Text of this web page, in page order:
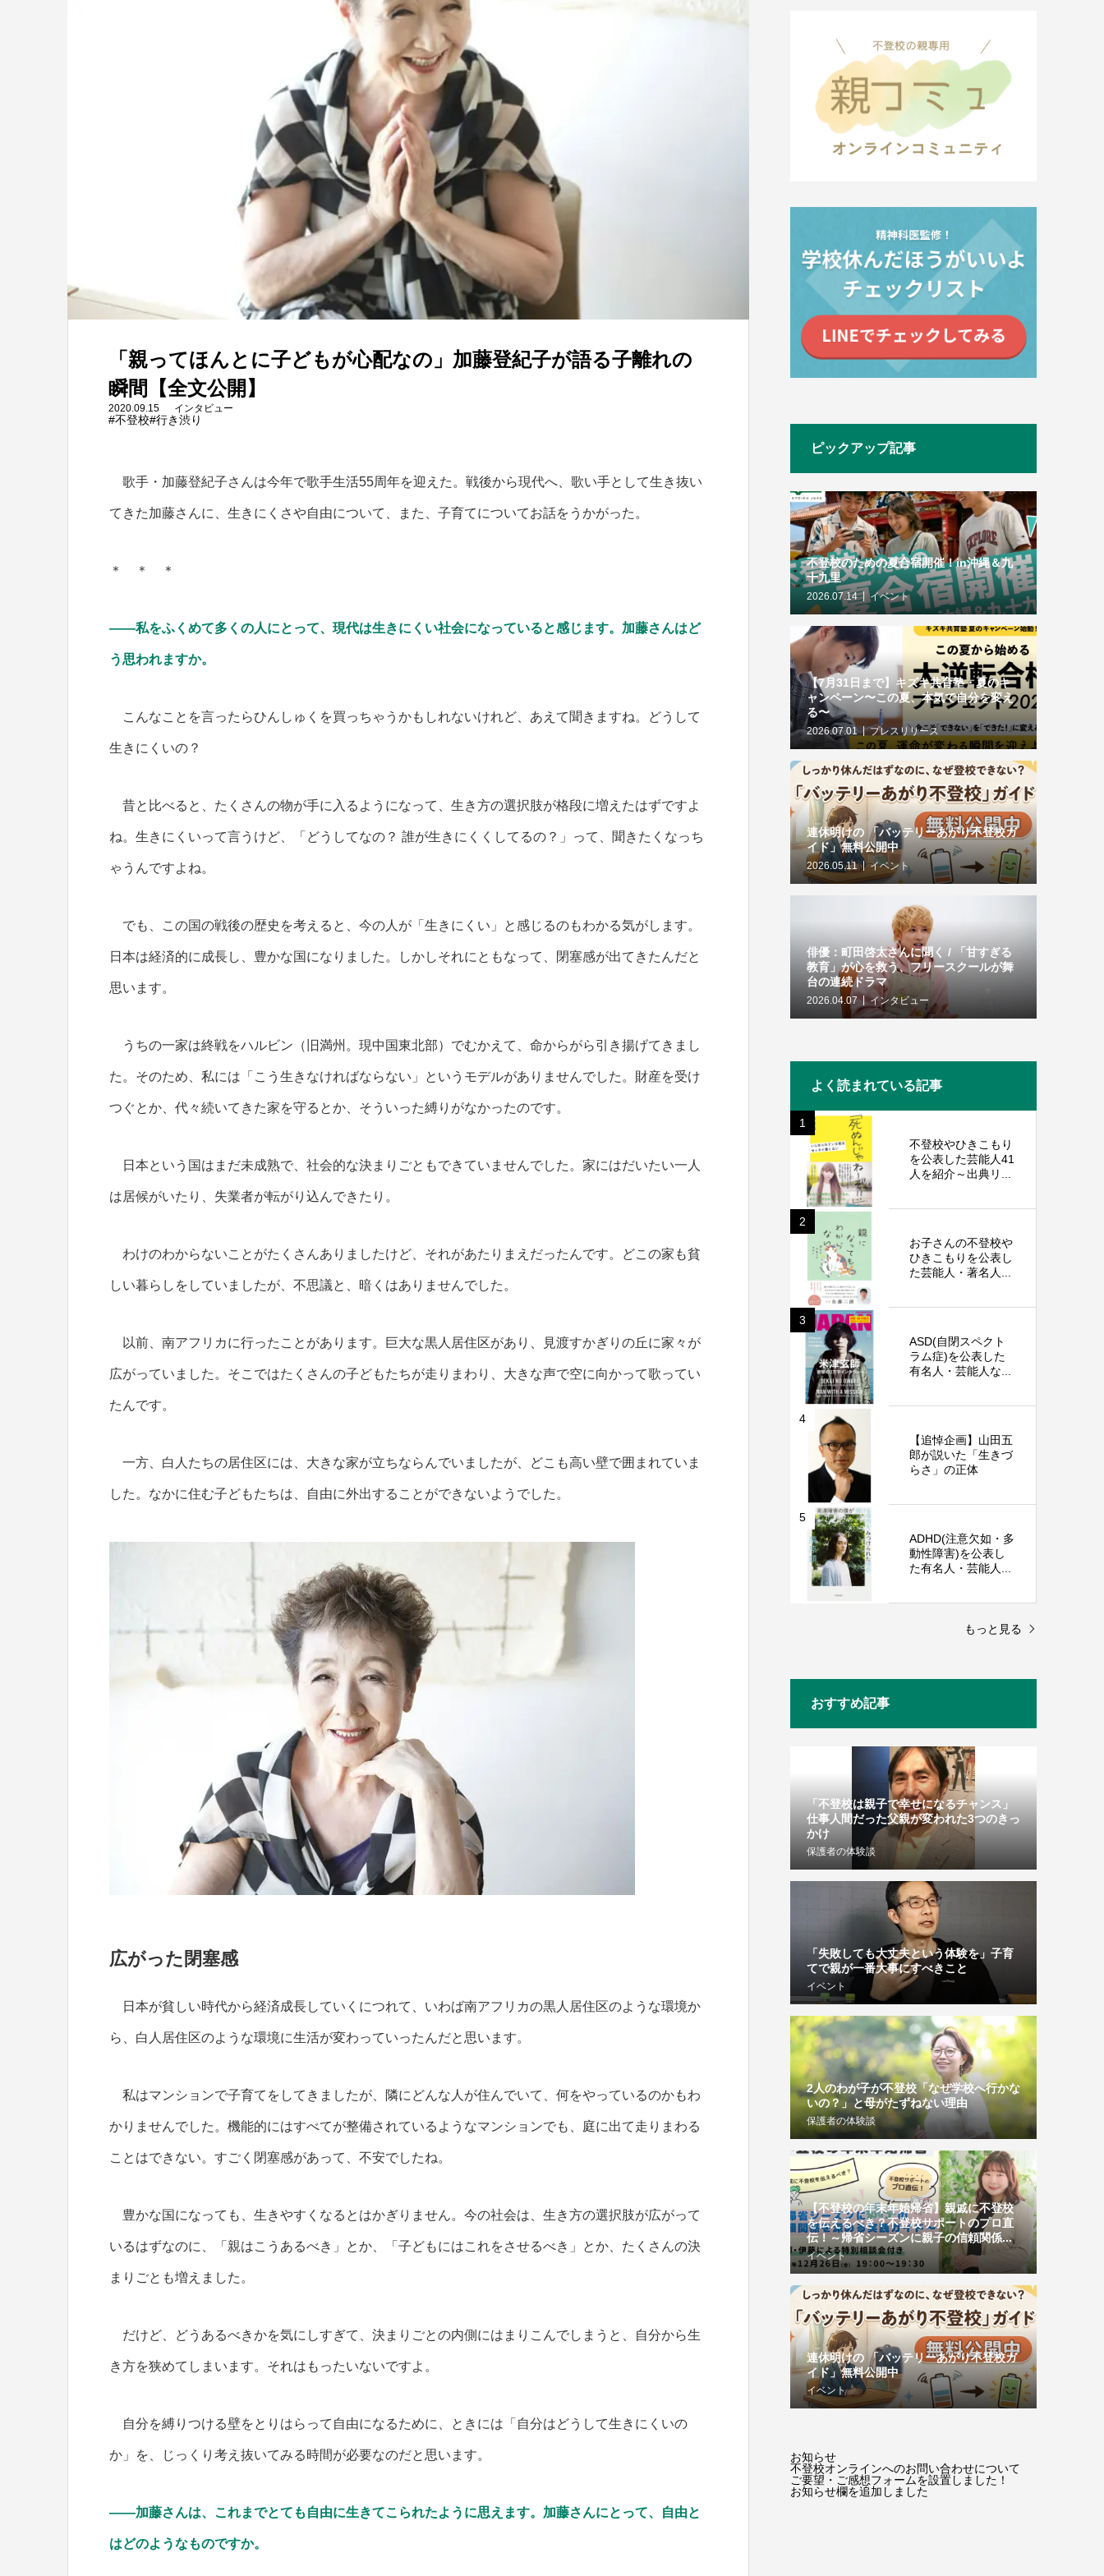
「親ってほんとに子どもが心配なの」加藤登紀子が語る子離れの
瞬間【全文公開】
2020.09.15 インタビュー
#不登校#行き渋り
歌手・加藤登紀子さんは今年で歌手生活55周年を迎えた。戦後から現代へ、歌い手として生き抜い
てきた加藤さんに、生きにくさや自由について、また、子育てについてお話をうかがった。
＊ ＊ ＊
――私をふくめて多くの人にとって、現代は生きにくい社会になっていると感じます。加藤さんはど
う思われますか。
こんなことを言ったらひんしゅくを買っちゃうかもしれないけれど、あえて聞きますね。どうして
生きにくいの？
昔と比べると、たくさんの物が手に入るようになって、生き方の選択肢が格段に増えたはずですよ
ね。生きにくいって言うけど、「どうしてなの？ 誰が生きにくくしてるの？」って、聞きたくなっち
ゃうんですよね。
でも、この国の戦後の歴史を考えると、今の人が「生きにくい」と感じるのもわかる気がします。
日本は経済的に成長し、豊かな国になりました。しかしそれにともなって、閉塞感が出てきたんだと
思います。
うちの一家は終戦をハルビン（旧満州。現中国東北部）でむかえて、命からがら引き揚げてきまし
た。そのため、私には「こう生きなければならない」というモデルがありませんでした。財産を受け
つぐとか、代々続いてきた家を守るとか、そういった縛りがなかったのです。
日本という国はまだ未成熟で、社会的な決まりごともできていませんでした。家にはだいたい一人
は居候がいたり、失業者が転がり込んできたり。
わけのわからないことがたくさんありましたけど、それがあたりまえだったんです。どこの家も貧
しい暮らしをしていましたが、不思議と、暗くはありませんでした。
以前、南アフリカに行ったことがあります。巨大な黒人居住区があり、見渡すかぎりの丘に家々が
広がっていました。そこではたくさんの子どもたちが走りまわり、大きな声で空に向かって歌ってい
たんです。
一方、白人たちの居住区には、大きな家が立ちならんでいましたが、どこも高い壁で囲まれていま
した。なかに住む子どもたちは、自由に外出することができないようでした。
広がった閉塞感
日本が貧しい時代から経済成長していくにつれて、いわば南アフリカの黒人居住区のような環境か
ら、白人居住区のような環境に生活が変わっていったんだと思います。
私はマンションで子育てをしてきましたが、隣にどんな人が住んでいて、何をやっているのかもわ
かりませんでした。機能的にはすべてが整備されているようなマンションでも、庭に出て走りまわる
ことはできない。すごく閉塞感があって、不安でしたね。
豊かな国になっても、生きやすくなるとはかぎりません。今の社会は、生き方の選択肢が広がって
いるはずなのに、「親はこうあるべき」とか、「子どもにはこれをさせるべき」とか、たくさんの決
まりごとも増えました。
だけど、どうあるべきかを気にしすぎて、決まりごとの内側にはまりこんでしまうと、自分から生
き方を狭めてしまいます。それはもったいないですよ。
自分を縛りつける壁をとりはらって自由になるために、ときには「自分はどうして生きにくいの
か」を、じっくり考え抜いてみる時間が必要なのだと思います。
――加藤さんは、これまでとても自由に生きてこられたように思えます。加藤さんにとって、自由と
はどのようなものですか。
ピックアップ記事
不登校のための夏合宿開催！in沖縄＆九
十九里
2026.07.14 イベント
【7月31日まで】キズキ共育塾・夏のキ
ャンペーン〜この夏、本気で自分を変え
る〜
2026.07.01 プレスリリース
連休明けの 「バッテリーあがり不登校ガ
イド」無料公開中
2026.05.11 イベント
俳優：町田啓太さんに聞く / 「甘すぎる
教育」が心を救う、フリースクールが舞
台の連続ドラマ
2026.04.07 インタビュー
よく読まれている記事
1
不登校やひきこもり
を公表した芸能人41
人を紹介～出典リ...
2
お子さんの不登校や
ひきこもりを公表し
た芸能人・著名人...
3
ASD(自閉スペクト
ラム症)を公表した
有名人・芸能人な...
4
【追悼企画】山田五
郎が説いた「生きづ
らさ」の正体
5
ADHD(注意欠如・多
動性障害)を公表し
た有名人・芸能人...
もっと見る
おすすめ記事
「不登校は親子で幸せになるチャンス」
仕事人間だった父親が変われた3つのきっ
かけ
保護者の体験談
「失敗しても大丈夫という体験を」子育
てで親が一番大事にすべきこと
イベント
2人のわが子が不登校「なぜ学校へ行かな
いの？」と母がたずねない理由
保護者の体験談
【不登校の年末年始帰省】親戚に不登校
を伝えるべき？不登校サポートのプロ直
伝！～帰省シーズンに親子の信頼関係...
イベント
連休明けの 「バッテリーあがり不登校ガ
イド」無料公開中
イベント
お知らせ
不登校オンラインへのお問い合わせについて
ご要望・ご感想フォームを設置しました！
お知らせ欄を追加しました